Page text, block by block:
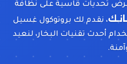
تحديات قاسية على نظافة
، نقدم لك بروتوكول غسيل
أحدث تقنيات البخار، لنعيد